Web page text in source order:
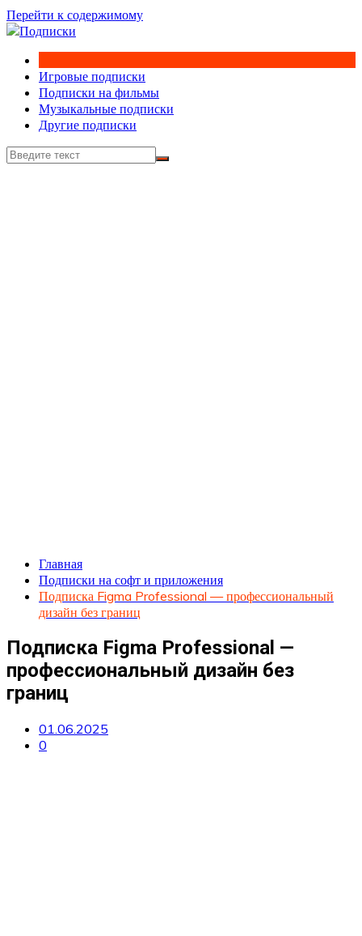
Перейти к содержимому
Игровые подписки
Подписки на фильмы
Музыкальные подписки
Другие подписки
Главная
Подписки на софт и приложения
Подписка Figma Professional — профессиональный
дизайн без границ
Подписка Figma Professional —
профессиональный дизайн без
границ
01.06.2025
0